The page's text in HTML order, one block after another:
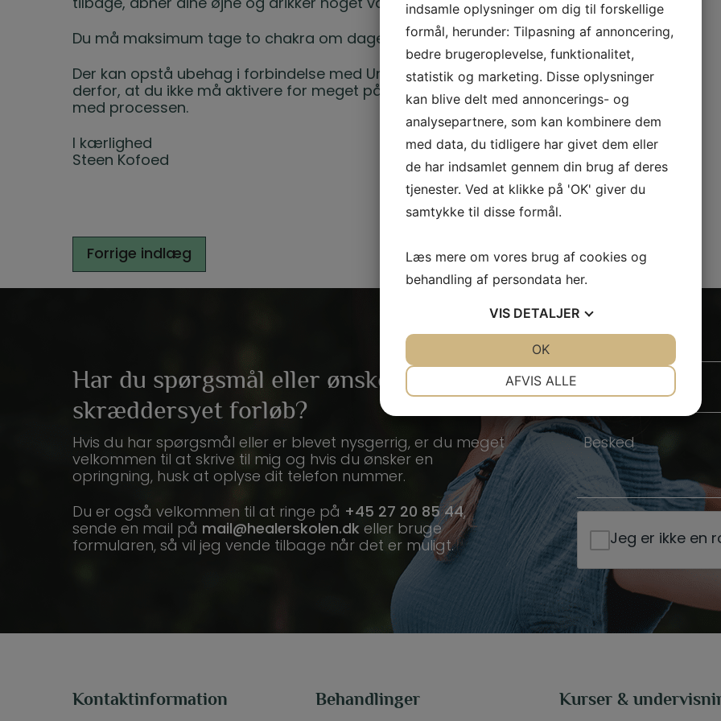
tilbage, åbner dine øjne og drikker noget vand.
Du må maksimum tage to chakra om dagen.
Der kan opstå ubehag i forbindelse med Universel Selvhealing i tiden efter. Det er
derfor, at du ikke må aktivere for meget på en gang, og du skal selv kunne følge
med processen.
I kærlighed
Steen Kofoed
Indlægsnavigation
Forrige indlæg Næste indlæg
Har du spørgsmål eller ønsker du et
skræddersyet forløb?
Hvis du har spørgsmål eller er blevet nysgerrig, er du meget
velkommen til at skrive til mig og hvis du ønsker en
opringning, husk at oplyse dit telefon nummer.
Du er også velkommen til at ringe på +45 27 20 85 44,
sende en mail på mail@healerskolen.dk eller bruge
formularen, så vil jeg vende tilbage når det er muligt.
N
n
*
m
a
l
B
k
e
d
*
Jeg er ikke en
Kontaktinformation Behandlinger Kurser &
indsamle oplysninger om dig til forskellige
formål, herunder: Tilpasning af annoncering,
bedre brugeroplevelse, funktionalitet,
statistik og marketing. Disse oplysninger
kan blive delt med annoncerings- og
analysepartnere, som kan kombinere dem
med data, du tidligere har givet dem eller
de har indsamlet gennem din brug af deres
tjenester. Ved at klikke på 'OK' giver du
samtykke til disse formål.
Læs mere om vores brug af cookies og
behandling af persondata her.
VIS DETALJER
MARKETING STATISTIK
AFVIS ALLE
OK